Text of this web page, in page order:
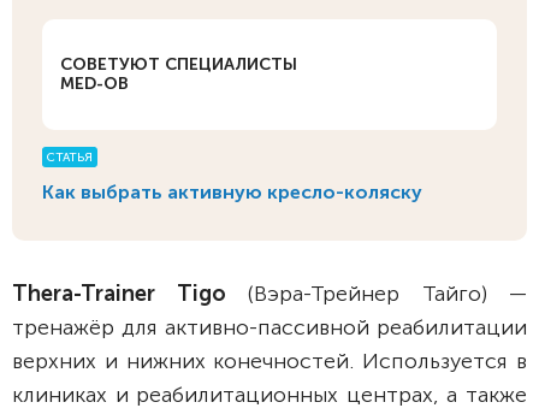
СОВЕТУЮТ СПЕЦИАЛИСТЫ
MED-OB
СТАТЬЯ
Как выбрать активную кресло-коляску
Thera-Trainer Tigo (Вэра-Трейнер Тайго) —
тренажёр для активно-пассивной реабилитации
верхних и нижних конечностей. Используется в
клиниках и реабилитационных центрах, а также